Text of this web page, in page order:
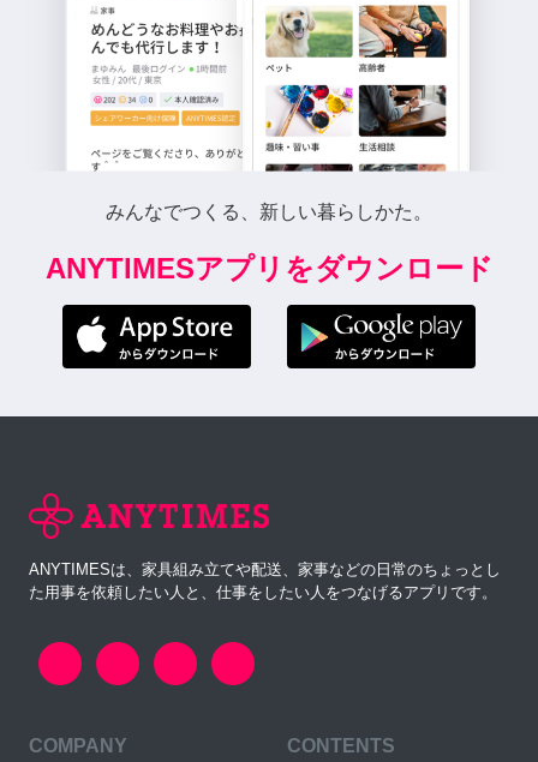
みんなでつくる、新しい暮らしかた。
ANYTIMESアプリをダウンロード
ANYTIMESは、家具組み立てや配送、家事などの日常のちょっとし
た用事を依頼したい人と、仕事をしたい人をつなげるアプリです。
COMPANY CONTENTS